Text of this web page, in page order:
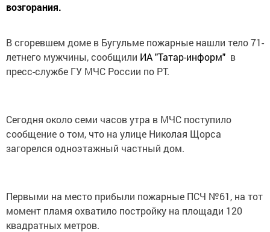
возгорания.
В сгоревшем доме в Бугульме пожарные нашли тело 71-
летнего мужчины, сообщили ИА "Татар-информ" в
пресс-службе ГУ МЧС России по РТ.
Сегодня около семи часов утра в МЧС поступило
сообщение о том, что на улице Николая Щорса
загорелся одноэтажный частный дом.
Первыми на место прибыли пожарные ПСЧ №61, на тот
момент пламя охватило постройку на площади 120
квадратных метров.